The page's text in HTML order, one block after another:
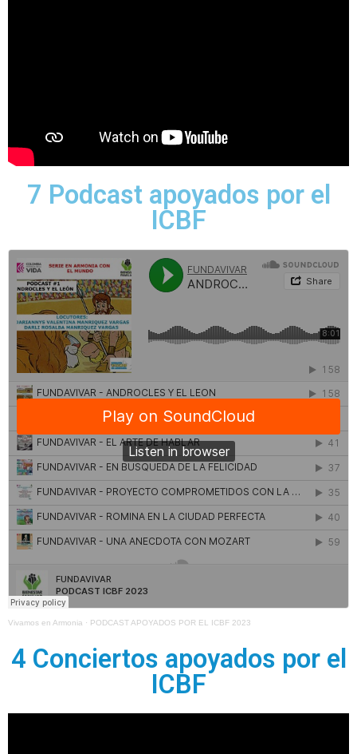
7 Podcast apoyados por el
ICBF
Vivamos en Armonia · PODCAST APOYADOS POR EL ICBF 2023
4 Conciertos apoyados por el
ICBF